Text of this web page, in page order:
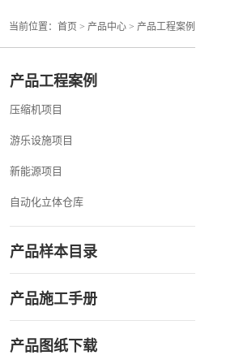
当前位置：首页 > 产品中心 > 产品工程案例
产品工程案例
压缩机项目
游乐设施项目
新能源项目
自动化立体仓库
产品样本目录
产品施工手册
产品图纸下载